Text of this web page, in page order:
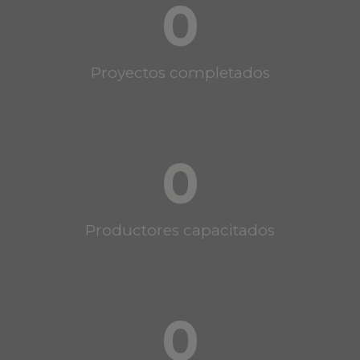
0
Proyectos completados
0
Productores capacitados
0